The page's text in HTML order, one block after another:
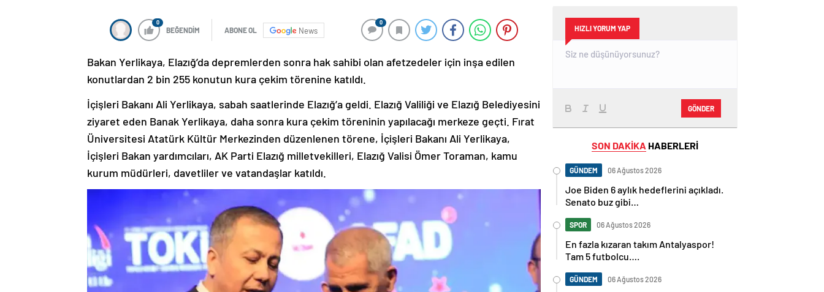
0
BEĞENDİM ABONE OL News
0
Bakan Yerlikaya, Elazığ’da depremlerden sonra hak sahibi olan afetzedeler için inşa edilen
konutlardan 2 bin 255 konutun kura çekim törenine katıldı.
İçişleri Bakanı Ali Yerlikaya, sabah saatlerinde Elazığ’a geldi. Elazığ Valiliği ve Elazığ Belediyesini
ziyaret eden Banak Yerlikaya, daha sonra kura çekim töreninin yapılacağı merkeze geçti. Fırat
Üniversitesi Atatürk Kültür Merkezinden düzenlenen törene, İçişleri Bakanı Ali Yerlikaya,
İçişleri Bakan yardımcıları, AK Parti Elazığ milletvekilleri, Elazığ Valisi Ömer Toraman, kamu
kurum müdürleri, davetliler ve vatandaşlar katıldı.
HIZLI YORUM YAP
GÖNDER
SON DAKİKA HABERLERİ
GÜNDEM 06 Ağustos 2026
Joe Biden 6 aylık hedeflerini açıkladı.
Senato buz gibi…
SPOR 06 Ağustos 2026
En fazla kızaran takım Antalyaspor!
Tam 5 futbolcu….
GÜNDEM 06 Ağustos 2026